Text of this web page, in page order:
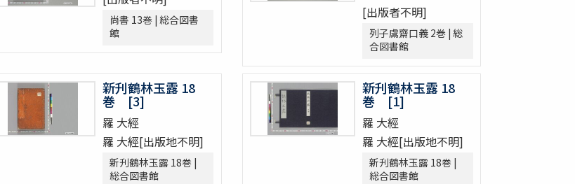
尚書 13巻 | 総合図書
館
[出版者不明]
列子鬳齋口義 2巻 | 総
合図書館
新刋鶴林玉露 18
巻 [3]
羅 大經
羅 大經[出版地不明]
新刋鶴林玉露 18巻 |
総合図書館
新刋鶴林玉露 18
巻 [1]
羅 大經
羅 大經[出版地不明]
新刋鶴林玉露 18巻 |
総合図書館